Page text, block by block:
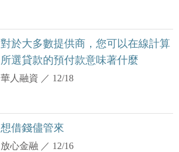
對於大多數提供商，您可以在線計算
所選貸款的預付款意味著什麼
華人融資 ／ 12/18
想借錢儘管來
放心金融 ／ 12/16